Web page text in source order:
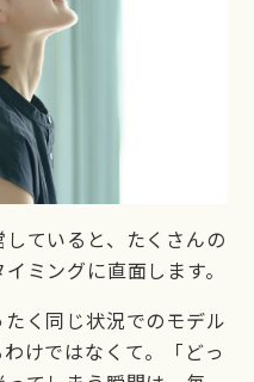
ていると、たくさんの
ミングに直面します。
く同じ状況でのモデル
けではなくて。「どっ